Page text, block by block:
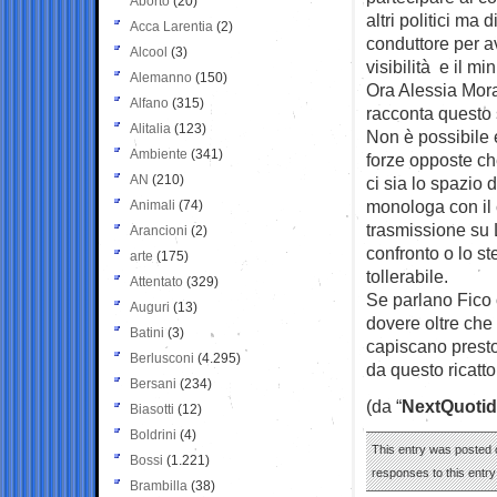
altri politici ma
conduttore per
visibilità e il
Ora Alessia
racconta
Non è possibile
forze opposte
ci sia lo spazio
monologa con il
trasmissione su
confronto o lo
tollerabile.
Se parlano Fico
dovere oltre
capiscano
da questo
(da “
This entry was posted
responses to this
Acca Larentia (2)
Alcool (3)
Alemanno (150)
Alfano (315)
Alitalia (123)
Ambiente (341)
AN (210)
Animali (74)
Arancioni (2)
arte (175)
Attentato (329)
Auguri (13)
Batini (3)
Berlusconi (4.295)
Bersani (234)
Biasotti (12)
Boldrini (4)
Bossi (1.221)
Brambilla (38)